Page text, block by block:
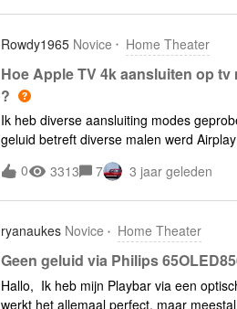
Rowdy1965 Novice Home Theater
Hoe Apple TV 4k aansluiten op tv
?
Ik heb diverse aansluiting modes
geluid betreft diverse malen werd
uitgezet had tv en apple tv 4k en het
mobiel het geluid gestopt had. Ik heb
beste bestand om van 5.1 te
0 3313 7 3 jaar geleden
ryanaukes Novice Home Theater
Geen geluid via Philips
Hallo, Ik heb mijn Playbar via een
werkt het allemaal perfect, maar